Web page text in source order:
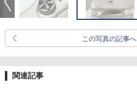
この写真の記事へ
関連記事